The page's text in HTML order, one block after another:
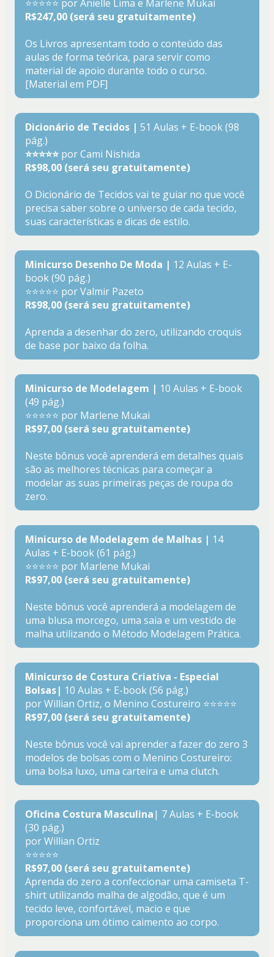
⭐⭐⭐⭐⭐ por Anielle Lima e Marlene Mukai
R$247,00 (será seu gratuitamente)
Os Livros apresentam todo o conteúdo das
aulas de forma teórica, para servir como
material de apoio durante todo o curso.
[Material em PDF]
Dicionário de Tecidos | 51 Aulas + E-book (98
pág.)
⭐⭐⭐⭐⭐ por Cami Nishida
R$98,00 (será seu gratuitamente)
O Dicionário de Tecidos vai te guiar no que você
precisa saber sobre o universo de cada tecido,
suas características e dicas de estilo.
Minicurso Desenho De Moda | 12 Aulas + E-
book (90 pág.)
⭐⭐⭐⭐⭐ por Valmir Pazeto
R$98,00 (será seu gratuitamente)
Aprenda a desenhar do zero, utilizando croquis
de base por baixo da folha.
Minicurso de Modelagem | 10 Aulas + E-book
(49 pág.)
⭐⭐⭐⭐⭐ por Marlene Mukai
R$97,00 (será seu gratuitamente)
Neste bônus você aprenderá em detalhes quais
são as melhores técnicas para começar a
modelar as suas primeiras peças de roupa do
zero.
Minicurso de Modelagem de Malhas | 14
Aulas + E-book (61 pág.)
⭐⭐⭐⭐⭐ por Marlene Mukai
R$97,00 (será seu gratuitamente)
Neste bônus você aprenderá a modelagem de
uma blusa morcego, uma saia e um vestido de
malha utilizando o Método Modelagem Prática.
Minicurso de Costura Criativa - Especial
Bolsas| 10 Aulas + E-book (56 pág.)
por Willian Ortiz, o Menino Costureiro ⭐⭐⭐⭐⭐
R$97,00 (será seu gratuitamente)
Neste bônus você vai aprender a fazer do zero 3
modelos de bolsas com o Menino Costureiro:
uma bolsa luxo, uma carteira e uma clutch.
Oficina Costura Masculina| 7 Aulas + E-book
(30 pág.)
por Willian Ortiz
⭐⭐⭐⭐⭐
R$97,00 (será seu gratuitamente)
Aprenda do zero a confeccionar uma camiseta T-
shirt utilizando malha de algodão, que é um
tecido leve, confortável, macio e que
proporciona um ótimo caimento ao corpo.